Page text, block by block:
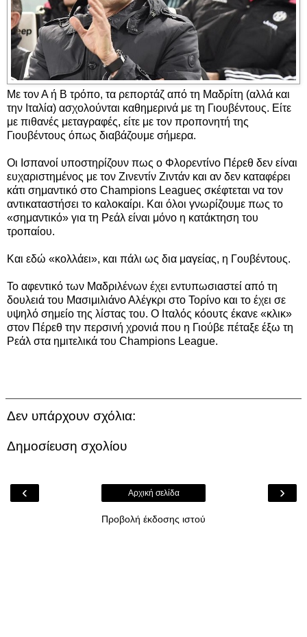
Με τον Α ή Β τρόπο, τα ρεπορτάζ από τη Μαδρίτη (αλλά και
την Ιταλία) ασχολούνται καθημερινά με τη Γιουβέντους. Είτε
με πιθανές μεταγραφές, είτε με τον προπονητή της
Γιουβέντους όπως διαβάζουμε σήμερα.
Οι Ισπανοί υποστηρίζουν πως ο Φλορεντίνο Πέρεθ δεν είναι
ευχαριστημένος με τον Ζινεντίν Ζιντάν και αν δεν καταφέρει
κάτι σημαντικό στο Champions Leagueς σκέφτεται να τον
αντικαταστήσει το καλοκαίρι. Και όλοι γνωρίζουμε πως το
«σημαντικό» για τη Ρεάλ είναι μόνο η κατάκτηση του
τροπαίου.
Και εδώ «κολλάει», και πάλι ως δια μαγείας, η Γουβέντους.
Το αφεντικό των Μαδριλένων έχει εντυπωσιαστεί από τη
δουλειά του Μασιμιλιάνο Αλέγκρι στο Τορίνο και το έχει σε
υψηλό σημείο της λίστας του. Ο Ιταλός κόουτς έκανε «κλικ»
στον Πέρεθ την περσινή χρονιά που η Γιούβε πέταξε έξω τη
Ρεάλ στα ημιτελικά του Champions League.
Δεν υπάρχουν σχόλια:
Δημοσίευση σχολίου
‹ ›
Αρχική σελίδα
Προβολή έκδοσης ιστού